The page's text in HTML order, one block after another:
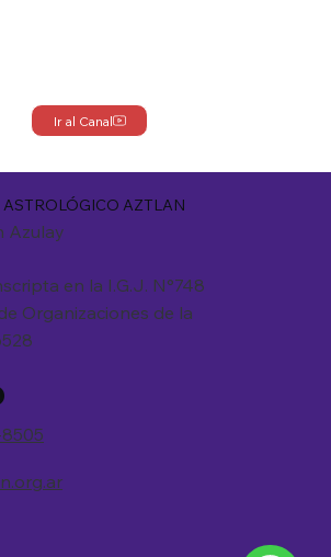
Ir al Canal
ASTROLÓGICO AZTLAN
Azulay
en la I.G.J. N°748
Organizaciones de la
8505